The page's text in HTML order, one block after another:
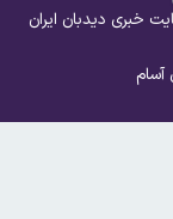
خبری دیدبان ایران